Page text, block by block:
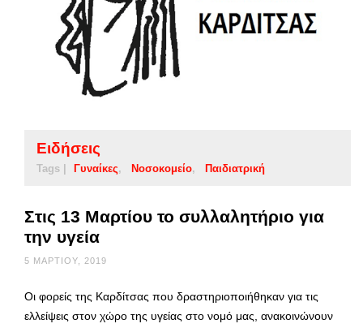
Ειδήσεις
Tags | Γυναίκες Νοσοκομείο Παιδιατρική
Στις 13 Μαρτίου το συλλαλητήριο για
την υγεία
5 ΜΑΡΤΊΟΥ, 2019
Οι φορείς της Καρδίτσας που δραστηριοποιήθηκαν για τις
ελλείψεις στον χώρο της υγείας στο νομό μας, ανακοινώνουν